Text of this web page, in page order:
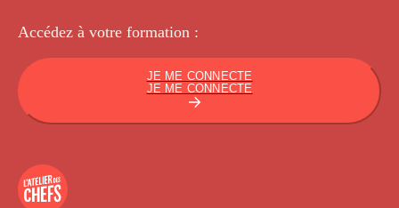
Accédez à votre formation :
JE ME CONNECTE
JE ME CONNECTE